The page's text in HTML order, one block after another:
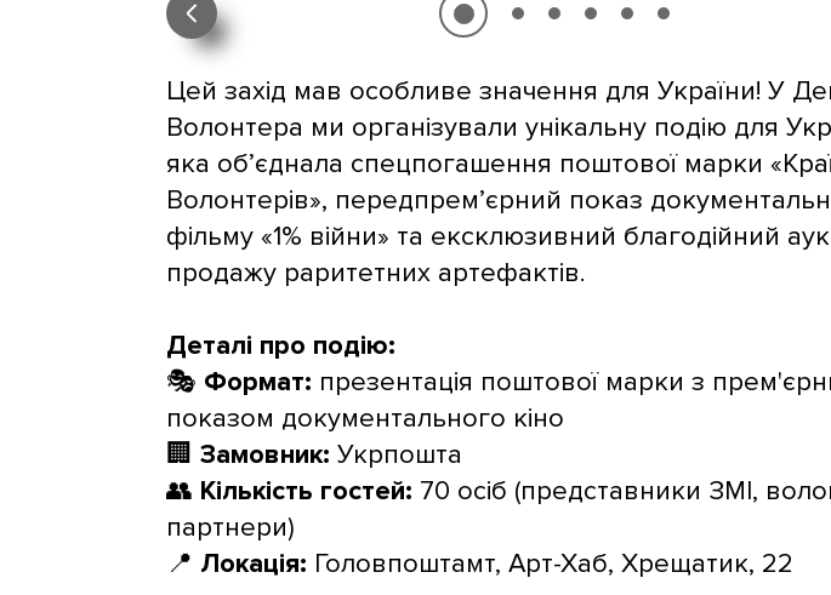
Цей захід мав особливе значення для України! У
Волонтера ми організували унікальну подію для
яка об’єднала спецпогашення поштової марки
Волонтерів», передпрем’єрний показ
фільму «1% війни» та ексклюзивний благодійний
продажу раритетних артефактів.
Деталі про подію:
🎭 Формат: презентація поштової марки з
показом документального кіно
🏢 Замовник: Укрпошта
👥 Кількість гостей: 70 осіб (представники ЗМІ,
партнери)
📍 Локація: Головпоштамт, Арт-Хаб, Хрещатик, 22